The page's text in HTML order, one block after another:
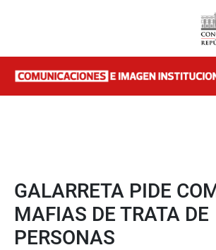
GALARRETA PIDE
MAFIAS DE TRATA DE
PERSONAS